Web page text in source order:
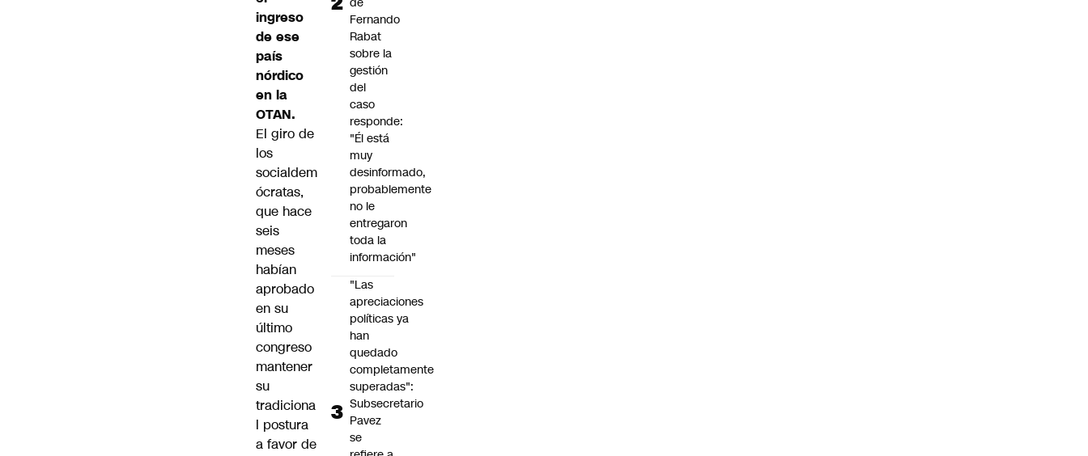
ingreso
de ese
país
nórdico
en la
OTAN.
El giro de
los
socialdem
ócratas,
que hace
seis
meses
habían
aprobado
en su
último
congreso
mantener
su
tradiciona
l postura
a favor de
Fernando
Rabat
sobre la
gestión
del
caso
responde:
"Él está
muy
desinformado,
probablemente
no le
entregaron
toda la
información"
"Las
apreciaciones
políticas ya
han
quedado
completamente
superadas":
Subsecretario
Pavez
se